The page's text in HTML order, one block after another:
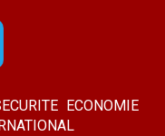
ECONOMIE